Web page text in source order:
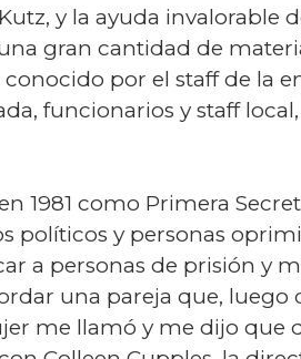
y la ayuda invalorable
gran cantidad de
por el staff de la
funcionarios y staff
1981 como Primera
políticos y personas
a personas de prisión y
una pareja que, luego
me llamó y me dijo que